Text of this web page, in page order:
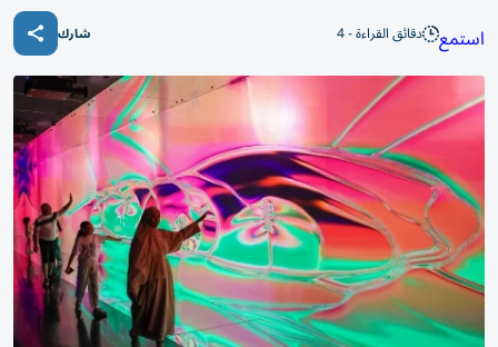
استمع دقائق القراءة - 4 شارك